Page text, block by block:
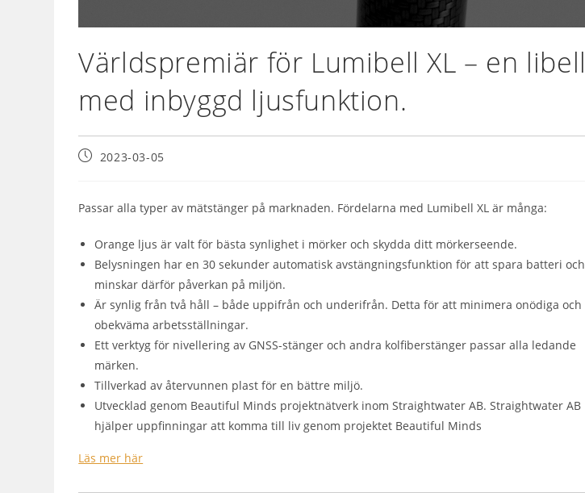
Världspremiär för Lumibell XL – en libell
med inbyggd ljusfunktion.
2023-03-05
Passar alla typer av mätstänger på marknaden. Fördelarna med Lumibell XL är många:
Orange ljus är valt för bästa synlighet i mörker och skydda ditt mörkerseende.
Belysningen har en 30 sekunder automatisk avstängningsfunktion för att spara batteri och
minskar därför påverkan på miljön.
Är synlig från två håll – både uppifrån och underifrån. Detta för att minimera onödiga och
obekväma arbetsställningar.
Ett verktyg för nivellering av GNSS-stänger och andra kolfiberstänger passar alla ledande
märken.
Tillverkad av återvunnen plast för en bättre miljö.
Utvecklad genom Beautiful Minds projektnätverk inom Straightwater AB. Straightwater AB
hjälper uppfinningar att komma till liv genom projektet Beautiful Minds
Läs mer här